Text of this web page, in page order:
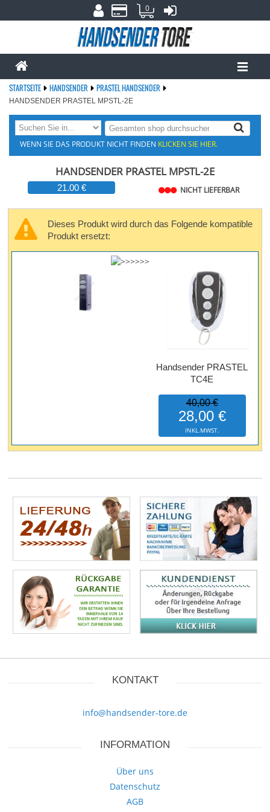
0
STARTSEITE HANDSENDER PRASTEL HANDSENDER
HANDSENDER PRASTEL MPSTL-2E
WENN SIE DAS PRODUKT NICHT FINDEN KLICKEN SIE HIER.
HANDSENDER PRASTEL MPSTL-2E
21.00 € NICHT LIEFERBAR
Dieses Produkt wird durch das Folgende kompatible
Produkt ersetzt:
Handsender PRASTEL
TC4E
40,00 €
28,00 €
INKL.MWST.
KONTAKT
info@handsender-tore.de
INFORMATION
Über uns
Datenschutz
AGB